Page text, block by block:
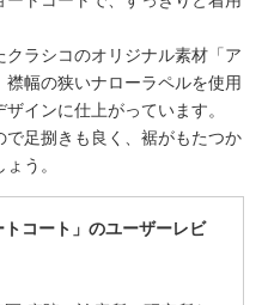
クラシコのオリジナル素材「ア
幅の狭いナローラペルを使用
インに仕上がっています。
足捌きも良く、裾がもたつか
う。
トコート」のユーザーレビ